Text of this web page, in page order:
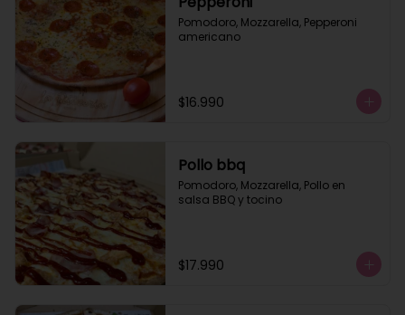
Pomodoro, Mozzarella, Pepperoni
americano
$16.990
Pollo bbq
Pomodoro, Mozzarella, Pollo en
salsa BBQ y tocino
$17.990